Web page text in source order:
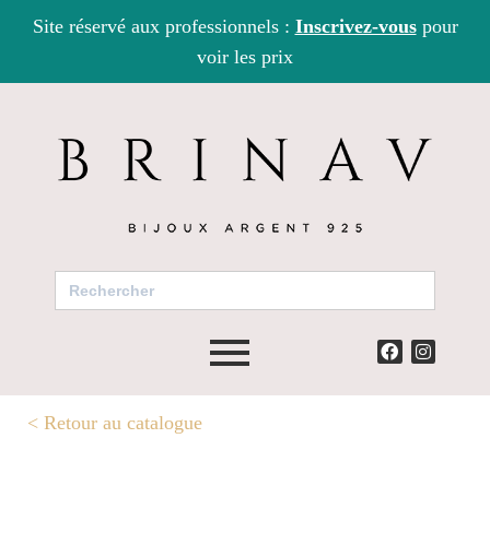
Site réservé aux professionnels : Inscrivez-vouspour
voir les prix
Search
for:
< Retour au catalogue